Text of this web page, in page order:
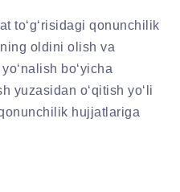
to‘g‘risidagi qonunchilik
oldini olish va
bo‘yicha
yuzasidan o‘qitish yo‘li
hujjatlariga